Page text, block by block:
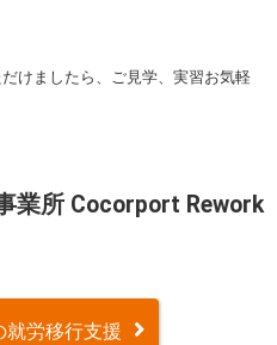
けましたら、ご見学、実習お気軽
業所 Cocorport Rework
就労移行支援